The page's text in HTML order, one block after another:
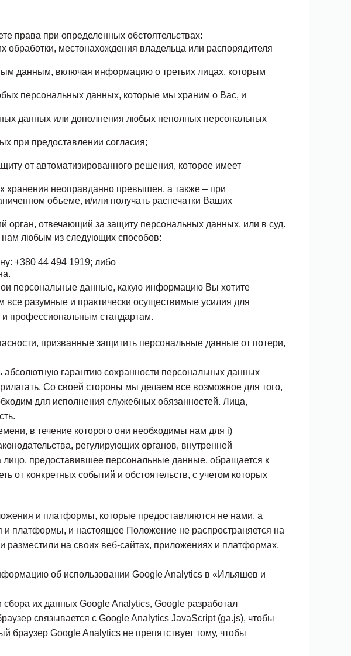
права при определенных обстоятельствах:
местонахождения владельца или распорядителя
данным, включая информацию о третьих лицах, которым
персональных данных, которые мы храним о Вас, и
данных или дополнения любых неполных персональных
при предоставлении согласия;
от автоматизированного решения, которое имеет
хранения неоправданно превышен, а также – при
объеме, и/или получать распечатки Ваших
орган, отвечающий за защиту персональных данных, или в суд.
нам любым из следующих способов:
+380 44 494 1919; либо
персональные данные, какую информацию Вы хотите
все разумные и практически осуществимые усилия для
и профессиональным стандартам.
призванные защитить персональные данные от потери,
гарантию сохранности персональных данных
Со своей стороны мы делаем все возможное для того,
для исполнения служебных обязанностей. Лица,
в течение которого они необходимы нам для i)
регулирующих органов, внутренней
лицо, предоставившее персональные данные, обращается к
от конкретных событий и обстоятельств, с учетом которых
и платформы, которые предоставляются не нами, а
платформы, и настоящее Положение не распространяется на
разместили на своих веб-сайтах, приложениях и платформах,
об использовании Google Analytics в «Ильяшев и
их данных Google Analytics, Google разработал
связывается с Google Analytics JavaScript (ga.js), чтобы
Google Analytics не препятствует тому, чтобы